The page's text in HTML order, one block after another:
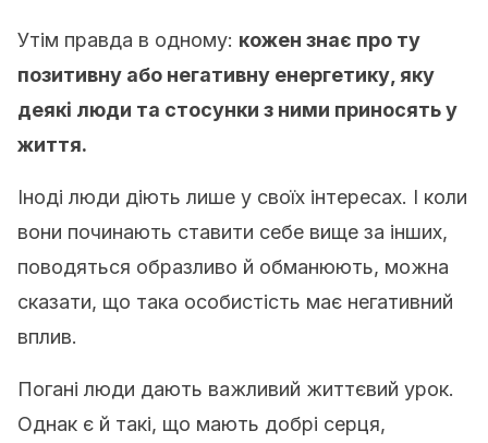
Утім правда в одному: кожен знає про ту
позитивну або негативну енергетику, яку
деякі люди та стосунки з ними приносять у
життя.
Іноді люди діють лише у своїх інтересах. І коли
вони починають ставити себе вище за інших,
поводяться образливо й обманюють, можна
сказати, що така особистість має негативний
вплив.
Погані люди дають важливий життєвий урок.
Однак є й такі, що мають добрі серця,